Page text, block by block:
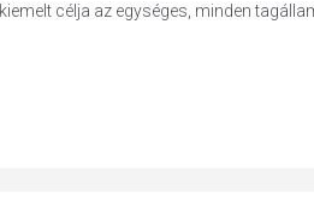
célja az egységes, minden